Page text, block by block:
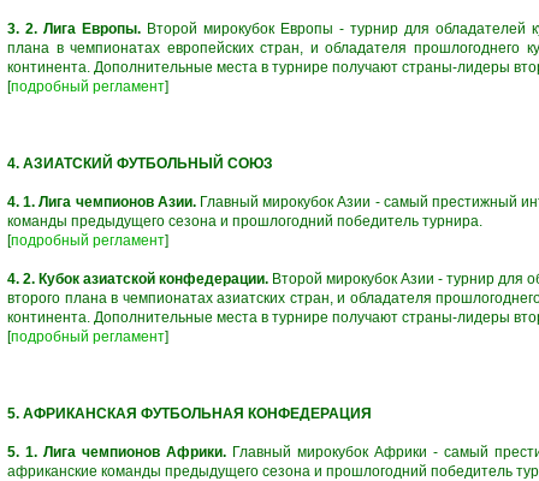
3. 2. Лига Европы. Второй мирокубок Европы - турнир для обладателей
плана в чемпионатах европейских стран, и обладателя прошлогоднего
континента. Дополнительные места в турнире получают страны-лидеры
[подробный регламент]
4. АЗИАТСКИЙ ФУТБОЛЬНЫЙ СОЮЗ
4. 1. Лига чемпионов Азии.Главный мирокубок Азии - самый престижный
команды предыдущего сезона и прошлогодний победитель турнира.
[подробный регламент]
4. 2. Кубок азиатской конфедерации. Второй мирокубок Азии - турнир для
второго плана в чемпионатах азиатских стран, и обладателя
континента. Дополнительные места в турнире получают страны-лидеры
[подробный регламент]
5. АФРИКАНСКАЯ ФУТБОЛЬНАЯ КОНФЕДЕРАЦИЯ
5. 1. Лига чемпионов Африки. Главный мирокубок Африки - самый
африканские команды предыдущего сезона и прошлогодний победитель